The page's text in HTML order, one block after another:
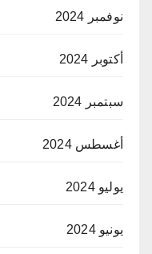
نوفمبر 2024
أكتوبر 2024
سبتمبر 2024
أغسطس 2024
يوليو 2024
يونيو 2024